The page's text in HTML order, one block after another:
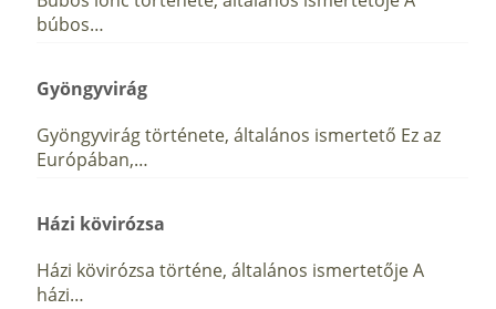
búbos…
Gyöngyvirág
Gyöngyvirág története, általános ismertető Ez az
Európában,…
Házi kövirózsa
Házi kövirózsa történe, általános ismertetője A
házi…